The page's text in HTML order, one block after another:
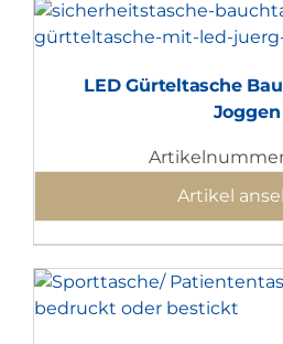
LED Gürteltasche
Joggen
Artikel